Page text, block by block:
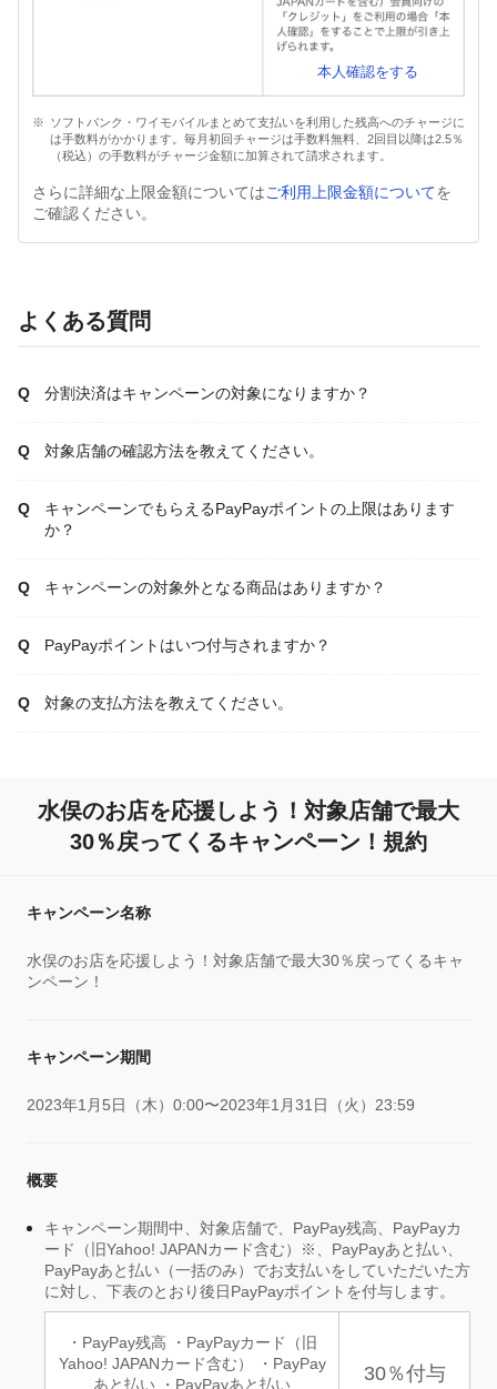
本人確認をする
ソフトバンク・ワイモバイルまとめて支払いを利用した残高へのチャージに
は手数料がかかります。毎月初回チャージは手数料無料、2回目以降は2.5％
（税込）の手数料がチャージ金額に加算されて請求されます。
さらに詳細な上限金額についてはご利用上限金額についてを
ご確認ください。
よくある質問
分割決済はキャンペーンの対象になりますか？
対象店舗の確認方法を教えてください。
キャンペーンでもらえるPayPayポイントの上限はあります
か？
キャンペーンの対象外となる商品はありますか？
PayPayポイントはいつ付与されますか？
対象の支払方法を教えてください。
水俣のお店を応援しよう！対象店舗で最大
30％戻ってくるキャンペーン！規約
キャンペーン名称
水俣のお店を応援しよう！対象店舗で最大30％戻ってくるキャ
ンペーン！
キャンペーン期間
2023年1月5日（木）0:00〜2023年1月31日（火）23:59
概要
キャンペーン期間中、対象店舗で、PayPay残高、PayPayカ
ード（旧Yahoo! JAPANカード含む）※、PayPayあと払い、
PayPayあと払い（一括のみ）でお支払いをしていただいた方
に対し、下表のとおり後日PayPayポイントを付与します。
・PayPay残高 ・PayPayカード（旧
Yahoo! JAPANカード含む） ・PayPay
あと払い ・PayPayあと払い
30％付与